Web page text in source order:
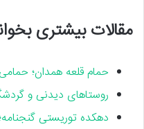
مقالات بیشتری
حمام قلعه همدان؛
روستاهای دیدنی و
دهکده توریستی